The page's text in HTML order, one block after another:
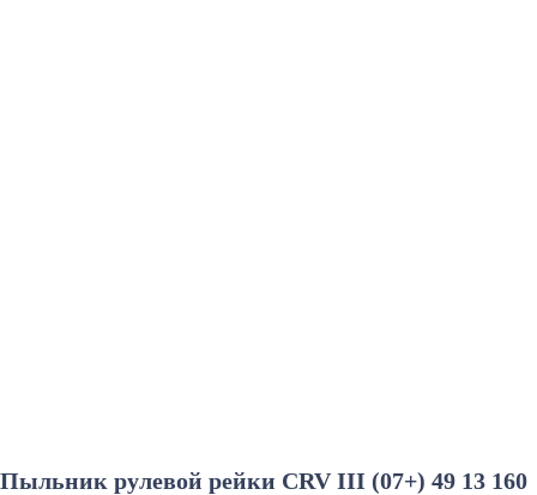
Пыльник рулевой рейки CRV III (07+) 49 13 160